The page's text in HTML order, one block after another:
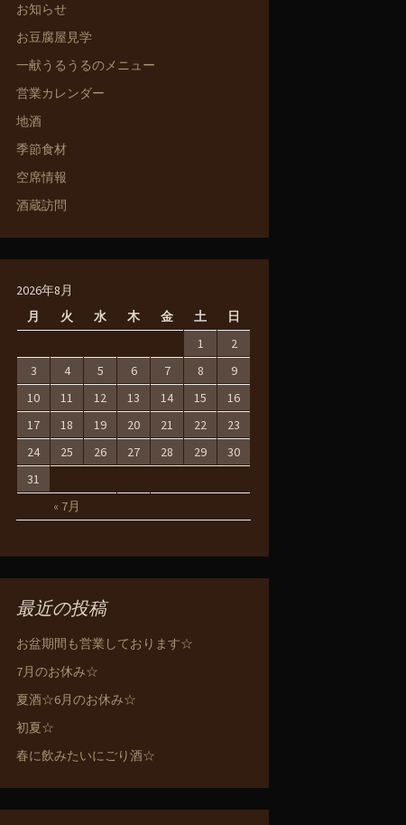
お知らせ
お豆腐屋見学
一献うるうるのメニュー
営業カレンダー
地酒
季節食材
空席情報
酒蔵訪問
2026年8月
月
火 水 木 金 土 日
« 7月
1
2
3
4 5 6 7 8
9
10
11 12 13 14 15
16
17
18 19 20 21 22
23
24
25 26 27 28 29
30
31
最近の投稿
お盆期間も営業しております☆
7月のお休み☆
夏酒☆6月のお休み☆
初夏☆
春に飲みたいにごり酒☆